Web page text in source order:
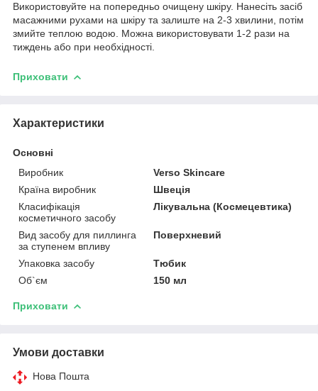
Використовуйте на попередньо очищену шкіру. Нанесіть засіб
масажними рухами на шкіру та залиште на 2-3 хвилини, потім
змийте теплою водою. Можна використовувати 1-2 рази на
тиждень або при необхідності.
Приховати
Характеристики
Основні
Виробник
Verso Skincare
Країна виробник
Швеція
Класифікація
косметичного засобу
Лікувальна (Космецевтика)
Вид засобу для пиллинга
за ступенем впливу
Поверхневий
Упаковка засобу
Тюбик
Об`єм
150 мл
Приховати
Умови доставки
Нова Пошта